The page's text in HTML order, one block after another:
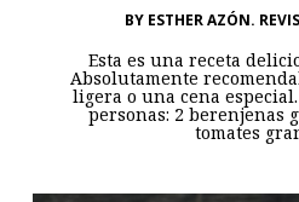
BY ESTHER AZÓN.
Esta es una receta
Absolutamente
ligera o una cena
personas: 2 berenjenas
tomates